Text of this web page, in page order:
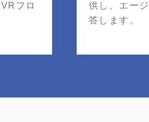
フロ
供し、エー
答します。